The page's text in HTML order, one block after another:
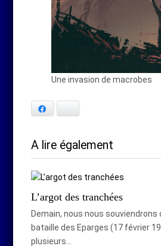
Une invasion de macrobes
A lire également
L’argot des tranchées
Demain, nous nous souviendrons
bataille des Eparges (17 février
plusieurs…